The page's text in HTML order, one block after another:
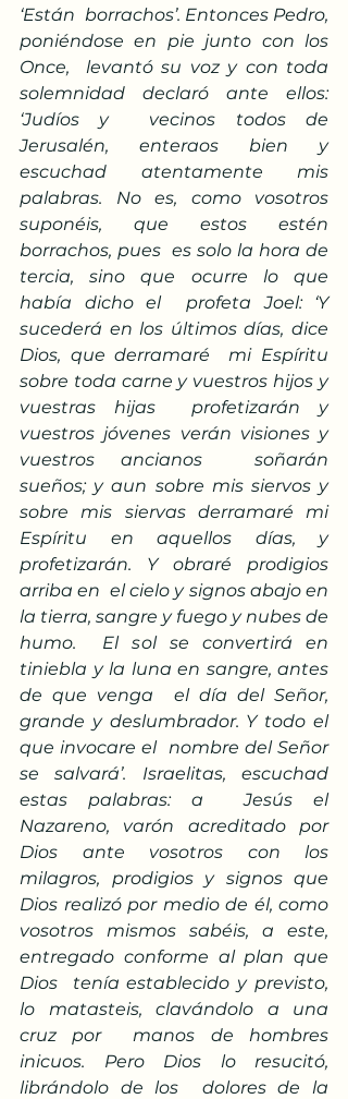
‘Están  borrachos’. Entonces Pedro,
poniéndose en pie junto con los
Once,  levantó su voz y con toda
solemnidad declaró ante ellos:
‘Judíos y  vecinos todos de
Jerusalén, enteraos bien y
escuchad atentamente mis
palabras. No es, como vosotros
suponéis, que estos estén
borrachos, pues  es solo la hora de
tercia, sino que ocurre lo que
había dicho el  profeta Joel: ‘Y
sucederá en los últimos días, dice
Dios, que derramaré  mi Espíritu
sobre toda carne y vuestros hijos y
vuestras hijas  profetizarán y
vuestros jóvenes verán visiones y
vuestros ancianos  soñarán
sueños; y aun sobre mis siervos y
sobre mis siervas derramaré mi
Espíritu en aquellos días, y
profetizarán. Y obraré prodigios
arriba en  el cielo y signos abajo en
la tierra, sangre y fuego y nubes de
humo.  El sol se convertirá en
tiniebla y la luna en sangre, antes
de que venga  el día del Señor,
grande y deslumbrador. Y todo el
que invocare el  nombre del Señor
se salvará’. Israelitas, escuchad
estas palabras: a  Jesús el
Nazareno, varón acreditado por
Dios ante vosotros con los
milagros, prodigios y signos que
Dios realizó por medio de él, como
vosotros mismos sabéis, a este,
entregado conforme al plan que
Dios  tenía establecido y previsto,
lo matasteis, clavándolo a una
cruz por  manos de hombres
inicuos. Pero Dios lo resucitó,
librándolo de los  dolores de la